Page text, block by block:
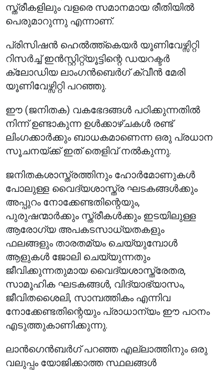
സ്ത്രീകളിലും വളരെ സമാനമായ രീതിയിൽ
പെരുമാറുന്നു എന്നാണ്.
പ്രിസിഷൻ ഹെൽത്ത്കെയർ യൂണിവേഴ്സിറ്റി
റിസർച്ച് ഇൻസ്റ്റിറ്റ്യൂട്ടിന്റെ ഡയറക്ടർ
ക്ലോഡിയ ലാംഗൻബെർഗ് ക്വീൻ മേരി
യൂണിവേഴ്സിറ്റി പറഞ്ഞു.
ഈ (ജനിതക) വകഭേദങ്ങൾ പഠിക്കുന്നതിൽ
നിന്ന് ഉണ്ടാകുന്ന ഉൾക്കാഴ്ചകൾ രണ്ട്
ലിംഗക്കാർക്കും ബാധകമാണെന്ന ഒരു പ്രധാന
സൂചനയ്ക്ക് ഇത് തെളിവ് നൽകുന്നു.
ജനിതകശാസ്ത്രത്തിനും ഹോർമോണുകൾ
പോലുള്ള വൈദ്യശാസ്ത്ര ഘടകങ്ങൾക്കും
അപ്പുറം നോക്കേണ്ടതിന്റെയും,
പുരുഷന്മാർക്കും സ്ത്രീകൾക്കും ഇടയിലുള്ള
ആരോഗ്യ അപകടസാധ്യതകളും
ഫലങ്ങളും താരതമ്യം ചെയ്യുമ്പോൾ
ആളുകൾ ജോലി ചെയ്യുന്നതും
ജീവിക്കുന്നതുമായ വൈദ്യശാസ്ത്രേതര,
സാമൂഹിക ഘടകങ്ങൾ, വിദ്യാഭ്യാസം,
ജീവിതശൈലി, സാമ്പത്തികം എന്നിവ
നോക്കേണ്ടതിന്റെയും പ്രാധാന്യം ഈ പഠനം
എടുത്തുകാണിക്കുന്നു.
ലാൻഗെൻബർഗ് പറഞ്ഞ എല്ലാത്തിനും ഒരു
വലുപ്പം യോജിക്കാത്ത സ്ഥലങ്ങൾ